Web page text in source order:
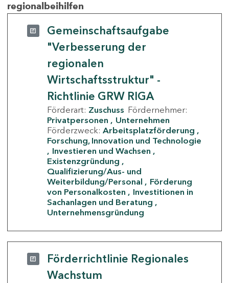
regionalbeihilfen
Gemeinschaftsaufgabe
"Verbesserung der
regionalen
Wirtschaftsstruktur" -
Richtlinie GRW RIGA
Förderart: Zuschuss Fördernehmer:
Privatpersonen
Unternehmen
Förderzweck: Arbeitsplatzförderung
Forschung, Innovation und Technologie
Investieren und Wachsen
Existenzgründung
Qualifizierung/Aus- und
Weiterbildung/Personal
Förderung
von Personalkosten
Investitionen in
Sachanlagen und Beratung
Unternehmensgründung
Förderrichtlinie Regionales
Wachstum